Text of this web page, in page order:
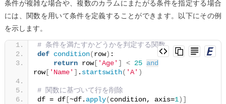
条件が複雑な場合や、複数のカラムにまたがる条件を指定する場合
には、関数を用いて条件を定義することができます。以下にその例
を示します。
# 条件を満たすかどうかを判定する関数
def condition(row) :
return row[ 'Age' ] < 25 and
row[ 'Name' ] . startswith( 'A' )
# 関数に基づいて行を削除
df = df[~df. apply(condition, axis=1)]